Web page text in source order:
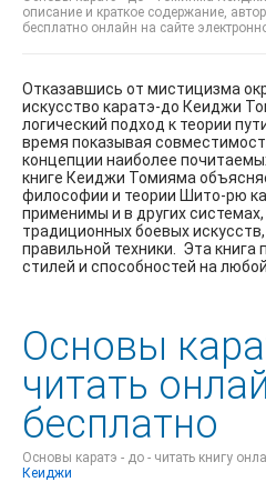
описание и краткое содержание, автор
бесплатно онлайн на сайте
Отказавшись от мистицизма
искусство каратэ-до Кеиджи
логический подход к теории
время показывая
концепции наиболее
книге Кеиджи Томияма
философии и теории Шито-рю
применимы и в других
традиционных боевых
правильной техники. Эта книга
стилей и способностей на
Основы
читать
бесплатно
Основы каратэ - до - читать книгу
Кеиджи